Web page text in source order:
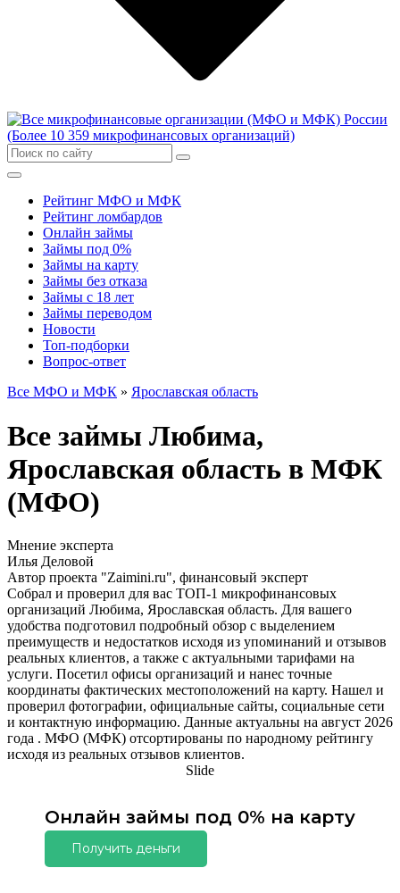
Рейтинг МФО и МФК
Рейтинг ломбардов
Онлайн займы
Займы под 0%
Займы на карту
Займы без отказа
Займы с 18 лет
Займы переводом
Новости
Топ-подборки
Вопрос-ответ
Все МФО и МФК » Ярославская область
Все займы Любима,
Ярославская область в МФК
(МФО)
Мнение эксперта
Илья Деловой
Автор проекта "Zaimini.ru", финансовый эксперт
Собрал и проверил для вас ТОП-1 микрофинансовых
организаций Любима, Ярославская область. Для вашего
удобства подготовил подробный обзор с выделением
преимуществ и недостатков исходя из упоминаний и отзывов
реальных клиентов, а также с актуальными тарифами на
услуги. Посетил офисы организаций и нанес точные
координаты фактических местоположений на карту. Нашел и
проверил фотографии, официальные сайты, социальные сети
и контактную информацию. Данные актуальны на август 2026
года . МФО (МФК) отсортированы по народному рейтингу
исходя из реальных отзывов клиентов.
Slide
Онлайн займы под 0% на карту
Получить деньги